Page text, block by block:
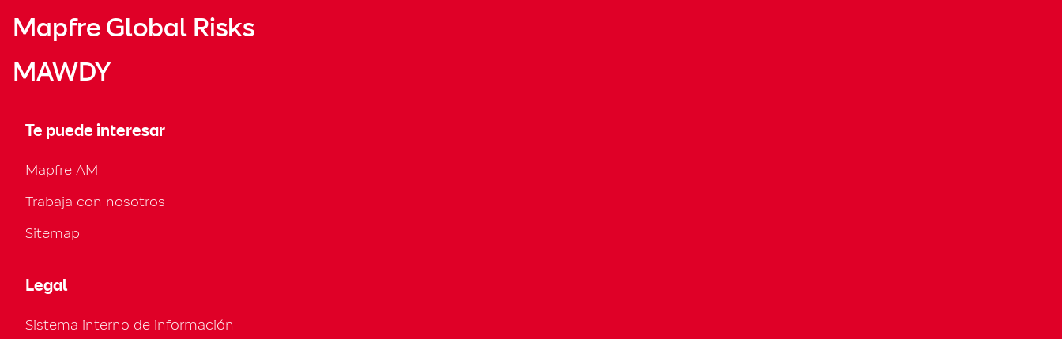
Mapfre Global Risks
MAWDY
Te puede interesar
Mapfre AM
Trabaja con nosotros
Sitemap
Legal
Sistema interno de información